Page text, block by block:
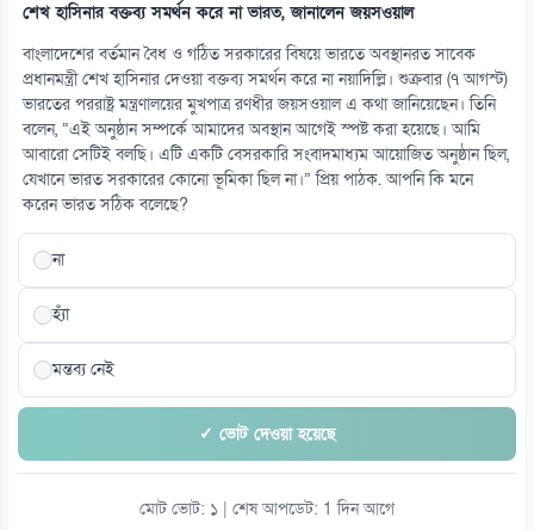
শেখ হাসিনার বক্তব্য সমর্থন করে না ভারত, জানালেন জয়সওয়াল
বাংলাদেশের বর্তমান বৈধ ও গঠিত সরকারের বিষয়ে ভারতে অবস্থানরত সাবেক
প্রধানমন্ত্রী শেখ হাসিনার দেওয়া বক্তব্য সমর্থন করে না নয়াদিল্লি। শুক্রবার (৭ আগস্ট)
ভারতের পররাষ্ট্র মন্ত্রণালয়ের মুখপাত্র রণধীর জয়সওয়াল এ কথা জানিয়েছেন। তিনি
বলেন, “এই অনুষ্ঠান সম্পর্কে আমাদের অবস্থান আগেই স্পষ্ট করা হয়েছে। আমি
আবারো সেটিই বলছি। এটি একটি বেসরকারি সংবাদমাধ্যম আয়োজিত অনুষ্ঠান ছিল,
যেখানে ভারত সরকারের কোনো ভূমিকা ছিল না।” প্রিয় পাঠক. আপনি কি মনে
করেন ভারত সঠিক বলেছে?
না
হ্যাঁ
মন্তব্য নেই
✓ ভোট দেওয়া হয়েছে
মোট ভোট: ১ | শেষ আপডেট: 1 দিন আগে